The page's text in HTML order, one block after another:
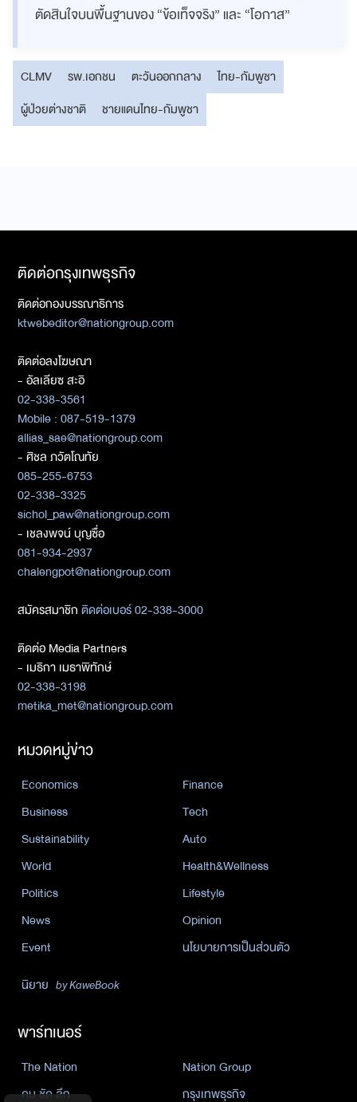
ตัดสินใจบนพื้นฐานของ “ข้อเท็จจริง” และ “โอกาส”
CLMV รพ.เอกชน ตะวันออกกลาง
ไทย-กัมพูชา
ผู้ป่วยต่างชาติ
ชายแดนไทย-กัมพูชา
ติดต่อกรุงเทพธุรกิจ
ติดต่อกองบรรณาธิการ
ktwebeditor@nationgroup.com
ติดต่อลงโฆษณา
- อัลเลียซ สะอิ
02-338-3561
Mobile : 087-519-1379
allias_sae@nationgroup.com
- ศิชล ภวัตโณทัย
085-255-6753
02-338-3325
sichol_paw@nationgroup.com
- เชลงพจน์ บุญซื่อ
081-934-2937
chalengpot@nationgroup.com
สมัครสมาชิกติดต่อเบอร์ 02-338-3000
ติดต่อ Media Partners
- เมธิกา เมธาพิทักษ์
02-338-3198
metika_met@nationgroup.com
หมวดหมู่ข่าว
Economics
Finance
Business
Tech
Sustainability
Auto
World
Health&Wellness
Politics
Lifestyle
News
Opinion
Event
นโยบายการเป็นส่วนตัว
นิยาย by KaweBook
พาร์ทเนอร์
The Nation
Nation Group
คม ชัด ลึก
กรุงเทพธุรกิจ